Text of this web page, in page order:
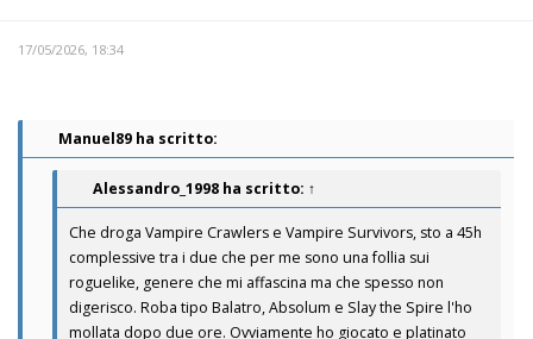
17/05/2026, 18:34
Manuel89 ha scritto:
Alessandro_1998 ha scritto: ↑
Che droga Vampire Crawlers e Vampire Survivors, sto a 45h
complessive tra i due che per me sono una follia sui
roguelike, genere che mi affascina ma che spesso non
digerisco. Roba tipo Balatro, Absolum e Slay the Spire l'ho
mollata dopo due ore. Ovviamente ho giocato e platinato